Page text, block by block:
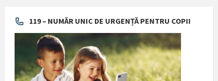
119 – NUMĂR UNIC DE URGENȚĂ PENTRU COPII